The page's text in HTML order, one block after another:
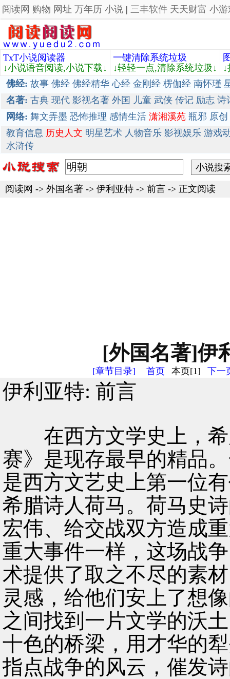
阅读网 购物 网址 万年历 小说 | 三丰软件 天天财富 小游
TxT小说阅读器
↓小说语音阅读,小说下载↓
一键清除系统垃圾
↓轻轻一点,清除系统垃圾↓
佛经: 故事 佛经 佛经精华 心经 金刚经 楞伽经 南怀瑾
名著: 古典 现代 影视名著 外国 儿童 武侠 传记 励志 诗
网络: 舞文弄墨 恐怖推理 感情生活 潇湘溪苑 瓶邪 原创
教育信息 历史人文 明星艺术 人物音乐 影视娱乐 游戏
水浒传
阅读网 -> 外国名著 -> 伊利亚特 -> 前言 -> 正文阅读
[外国名著]伊
[章节目录] 首页 本页[1] 下一
伊利亚特: 前言
在西方文学史上，希
赛》是现存最早的精品
是西方文艺史上第一位
希腊诗人荷马。荷马史
宏伟、给交战双方造成
重大事件一样，这场战
术提供了取之不尽的素
灵感，给他们安上了想
之间找到一片文学的沃
十色的桥梁，用才华的
指点战争的风云，催发